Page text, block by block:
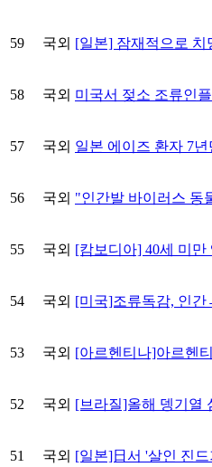
59 국외 [일본] 잠재적으로 치
58 국외 미국서 젖소 조류인
57 국외 일본 에이즈 환자 7
56 국외 "인간발 바이러스 동
55 국외 [캄보디아] 40세 미
54 국외 [미국]조류독감, 인간
53 국외 [아르헨티나]아르헨
52 국외 [브라질]올해 뎅기열
51 국외 [일본]日서 '살인 진